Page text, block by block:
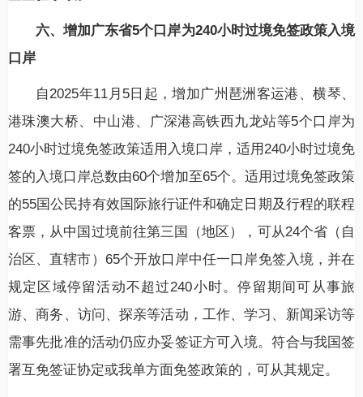
六、增加广东省5个口岸为240小时过境免签政策入境
口岸
自2025年11月5日起，增加广州琶洲客运港、横琴、
港珠澳大桥、中山港、广深港高铁西九龙站等5个口岸为
240小时过境免签政策适用入境口岸，适用240小时过境免
签的入境口岸总数由60个增加至65个。适用过境免签政策
的55国公民持有效国际旅行证件和确定日期及行程的联程
客票，从中国过境前往第三国（地区），可从24个省（自
治区、直辖市）65个开放口岸中任一口岸免签入境，并在
规定区域停留活动不超过240小时。停留期间可从事旅
游、商务、访问、探亲等活动，工作、学习、新闻采访等
需事先批准的活动仍应办妥签证方可入境。符合与我国签
署互免签证协定或我单方面免签政策的，可从其规定。